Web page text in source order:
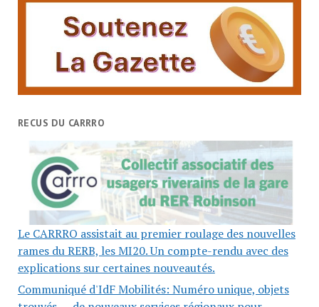
RECUS DU CARRRO
Le CARRRO assistait au premier roulage des nouvelles
rames du RERB, les MI20. Un compte-rendu avec des
explications sur certaines nouveautés.
Communiqué d'IdF Mobilités: Numéro unique, objets